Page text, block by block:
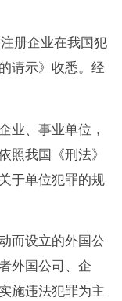
册企业在我国犯
请示》收悉。经
业、事业单位，
照我国《刑法》
于单位犯罪的规
而设立的外国公
外国公司、企
施违法犯罪为主